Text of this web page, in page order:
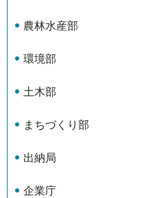
農林水産部
環境部
土木部
まちづくり部
出納局
企業庁